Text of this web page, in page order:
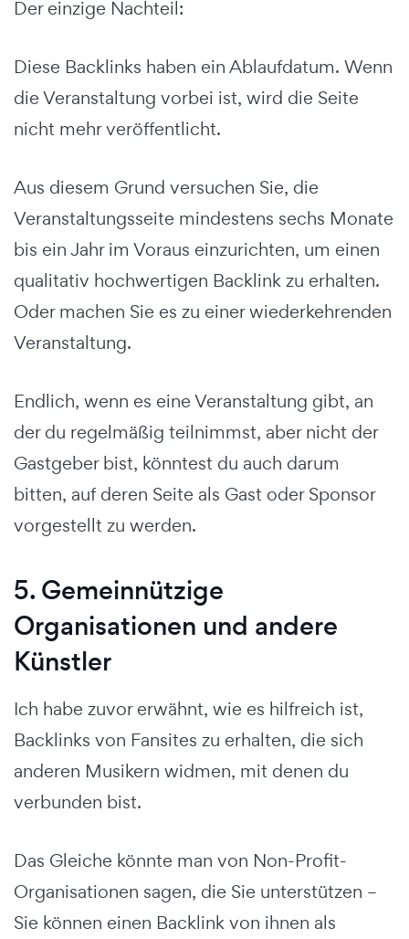
Der einzige Nachteil:
Diese Backlinks haben ein Ablaufdatum. Wenn
die Veranstaltung vorbei ist, wird die Seite
nicht mehr veröffentlicht.
Aus diesem Grund versuchen Sie, die
Veranstaltungsseite mindestens sechs Monate
bis ein Jahr im Voraus einzurichten, um einen
qualitativ hochwertigen Backlink zu erhalten.
Oder machen Sie es zu einer wiederkehrenden
Veranstaltung.
Endlich, wenn es eine Veranstaltung gibt, an
der du regelmäßig teilnimmst, aber nicht der
Gastgeber bist, könntest du auch darum
bitten, auf deren Seite als Gast oder Sponsor
vorgestellt zu werden.
5. Gemeinnützige
Organisationen und andere
Künstler
Ich habe zuvor erwähnt, wie es hilfreich ist,
Backlinks von Fansites zu erhalten, die sich
anderen Musikern widmen, mit denen du
verbunden bist.
Das Gleiche könnte man von Non-Profit-
Organisationen sagen, die Sie unterstützen –
Sie können einen Backlink von ihnen als